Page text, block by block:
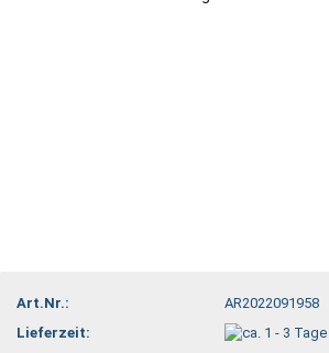
Art.Nr.:
AR2022091958
Lieferzeit: